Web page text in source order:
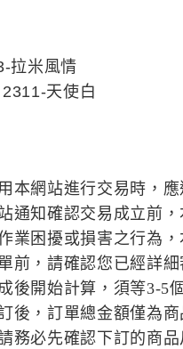
拉米風情
天使白
本網站進行交易時，
通知確認交易成立前
業困擾或損害之行為
前，請確認您已經詳
後開始計算，須等3-5
後，訂單總金額僅為
務必先確認下訂的商